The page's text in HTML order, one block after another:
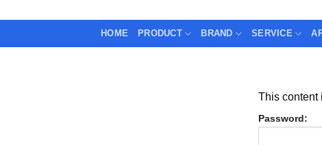
HOME PRODUCT BRAND SERVICE
This content
Password: